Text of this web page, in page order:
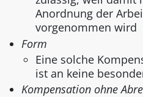
Anordnung der
vorgenommen wird
Form
Eine solche
ist an keine
Kompensation ohne